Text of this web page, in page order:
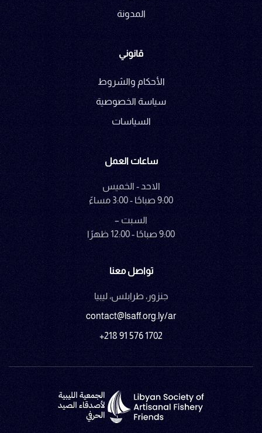
المدونة
قانوني
الأحكام والشروط
سياسة الخصوصية
السياسات
ساعات العمل
الاحد - الخميس
9:00 صباحًا - 3:00 مساءً
السبت –
9:00 صباحًا - 12:00 ظهرًا
تواصل معنا
جنزور، طرابلس، ليبيا
contact@lsaff.org.ly/ar
+218 91 576 1702